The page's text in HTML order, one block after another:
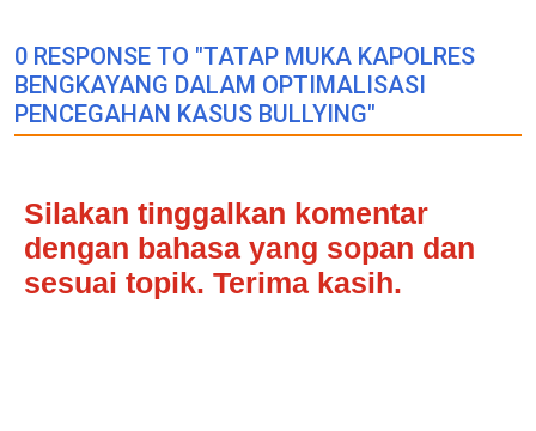
0 RESPONSE TO "TATAP MUKA KAPOLRES
BENGKAYANG DALAM OPTIMALISASI
PENCEGAHAN KASUS BULLYING"
Silakan tinggalkan komentar
dengan bahasa yang sopan dan
sesuai topik. Terima kasih.